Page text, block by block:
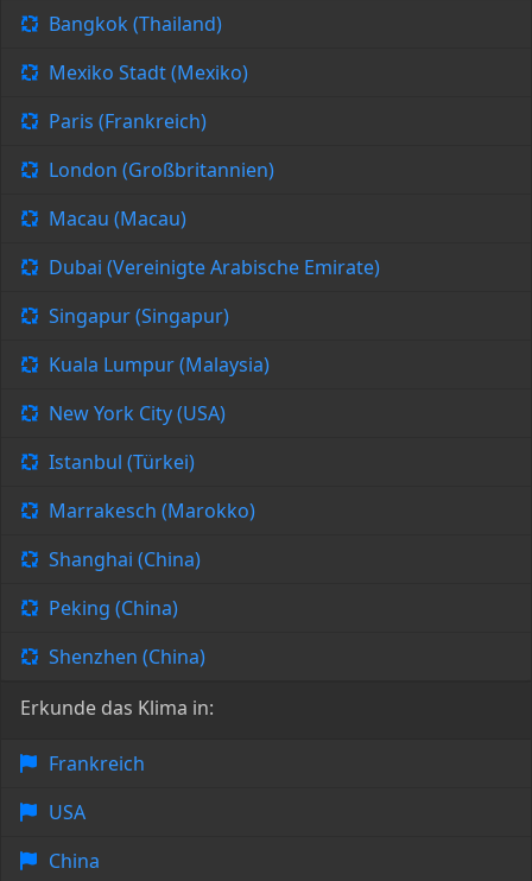
Bangkok (Thailand)
Mexiko Stadt (Mexiko)
Paris (Frankreich)
London (Großbritannien)
Macau (Macau)
Dubai (Vereinigte Arabische Emirate)
Singapur (Singapur)
Kuala Lumpur (Malaysia)
New York City (USA)
Istanbul (Türkei)
Marrakesch (Marokko)
Shanghai (China)
Peking (China)
Shenzhen (China)
Erkunde das Klima in:
Frankreich
USA
China